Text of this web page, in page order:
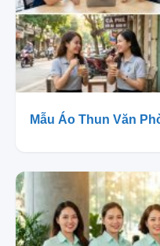
Mẫu Áo Thun Văn